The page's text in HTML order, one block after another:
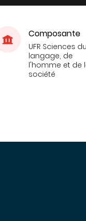
Composante
UFR Sciences du
langage, de
l'homme et de
société